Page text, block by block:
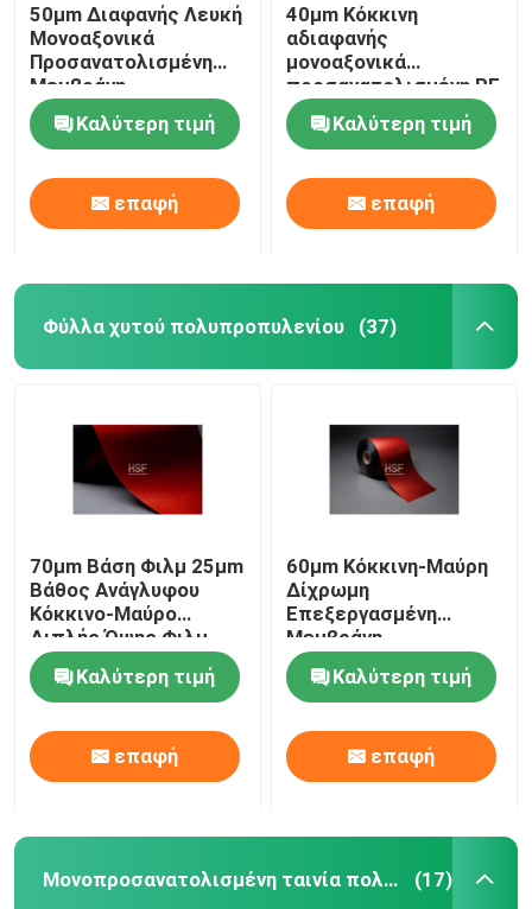
50μm Διαφανής Λευκή
Μονοαξονικά
Προσανατολισμένη
Μεμβράνη
Πολυαιθυλενίου για
Συσκευασία και
Επένδυση
Καλύτερη τιμή
επαφή
40μm Κόκκινη
αδιαφανής
μονοαξονικά
προσανατολισμένη PE
ταινία για
χρωματισμό
παραθύρων και
διακοσμητικές
εφαρμογές
Καλύτερη τιμή
επαφή
Φύλλα χυτού πολυπροπυλενίου (37)
70μm Βάση Φιλμ 25μm
Βάθος Ανάγλυφου
Κόκκινο-Μαύρο
Διπλής Όψης Φιλμ
CPP για Συσκευασία
Υψηλής Αντοχής σε
Εφελκυσμό και
Αντοχής στο Σκίσιμο
Καλύτερη τιμή
επαφή
60μm Κόκκινη-Μαύρη
Δίχρωμη
Επεξεργασμένη
Μεμβράνη
Πολυπροπυλενίου με
Βάθος Ανάγλυφου
25μm για Υψηλή
Αντοχή σε Εφελκυσμό
και Αντοχή στο
Σχίσιμο
Καλύτερη τιμή
επαφή
Μονοπροσανατολισμένη ταινία πολυπροπυλενίου (17)